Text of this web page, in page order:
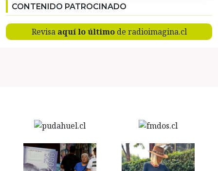
CONTENIDO PATROCINADO
Revisa aquí lo últimode radioimagina.cl